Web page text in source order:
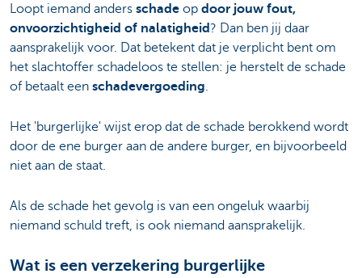
Loopt iemand anders schade op door jouw fout,
onvoorzichtigheid of nalatigheid ? Dan ben jij daar
aansprakelijk voor. Dat betekent dat je verplicht bent om
het slachtoffer schadeloos te stellen: je herstelt de schade
of betaalt een schadevergoeding
Het 'burgerlijke' wijst erop dat de schade berokkend wordt
door de ene burger aan de andere burger, en bijvoorbeeld
niet aan de staat.
Als de schade het gevolg is van een ongeluk waarbij
niemand schuld treft, is ook niemand aansprakelijk.
Wat is een verzekering burgerlijke